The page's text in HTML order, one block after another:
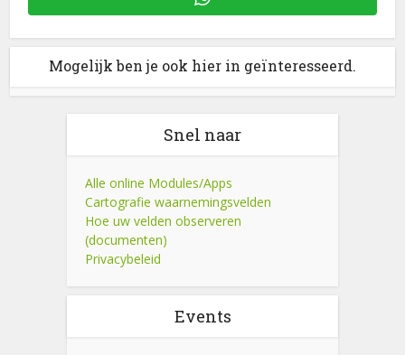
Mogelijk ben je ook hier in geïnteresseerd.
Snel naar
Alle online Modules/Apps
Cartografie waarnemingsvelden
Hoe uw velden observeren
(documenten)
Privacybeleid
Events